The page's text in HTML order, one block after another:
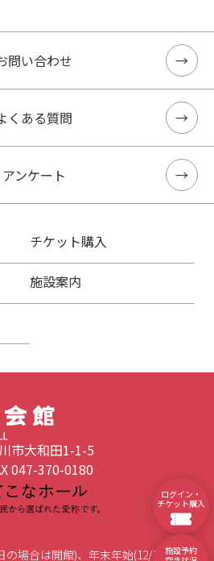
問い合わせ
くある質問
アンケート
チケット購入
施設案内
ログイン・
チケット購入
施設予約
市大和田1-1-5
047-370-0180
ル 市民から選ばれた愛称です。
場合は開館)、年末年始(12/28～1/4)